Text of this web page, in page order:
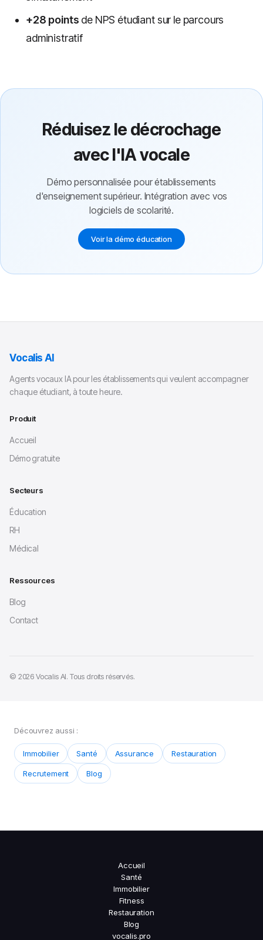
+28 points de NPS étudiant sur le parcours
administratif
Réduisez le décrochage
avec l'IA vocale
Démo personnalisée pour établissements
d'enseignement supérieur. Intégration avec vos
logiciels de scolarité.
Voir la démo éducation
Vocalis AI
Agents vocaux IA pour les établissements qui veulent accompagner
chaque étudiant, à toute heure.
Produit
Accueil
Démo gratuite
Secteurs
Éducation
RH
Médical
Ressources
Blog
Contact
© 2026 Vocalis AI. Tous droits réservés.
Découvrez aussi :
Immobilier Santé Assurance Restauration
Recrutement Blog
Accueil
Santé
Immobilier
Fitness
Restauration
Blog
vocalis.pro